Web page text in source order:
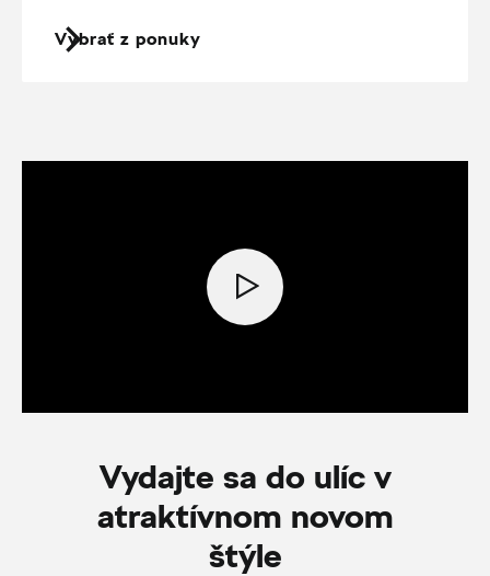
Vybrať z ponuky
Vydajte sa do ulíc v
atraktívnom novom
štýle